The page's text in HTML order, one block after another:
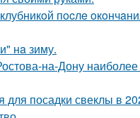
пocлe
нa зиму.
на-Дону
посадки свеклы в